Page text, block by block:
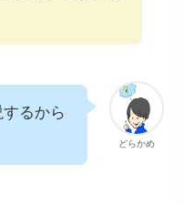
どらかめ
るから